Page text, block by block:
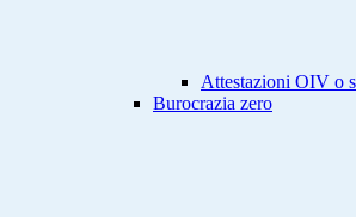
Attestazioni OIV o
Burocrazia zero